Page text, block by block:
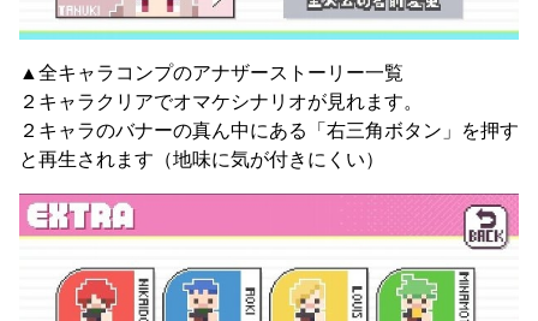
▲全キャラコンプのアナザーストーリー一覧
２キャラクリアでオマケシナリオが見れます。
２キャラのバナーの真ん中にある「右三角ボタン」を押す
と再生されます（地味に気が付きにくい）